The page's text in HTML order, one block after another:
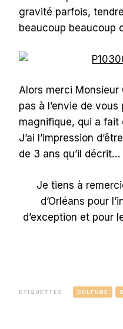
gravité parfois,
beaucoup beaucoup
Alors merci Monsieur
pas à l’envie de
magnifique, qui a
J’ai l’impression
de 3 ans qu’il décrit…
Je tiens à
d’Orléans pour
d’exception et pour
ÉTIQUETTES : CULTURE